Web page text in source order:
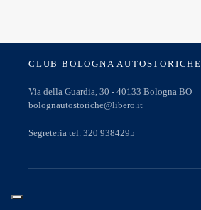
CLUB BOLOGNA AUTOSTORICHE
Via della Guardia, 30 - 40133 Bologna BO
bolognautostoriche@libero.it
Segreteria tel. 320 9384295